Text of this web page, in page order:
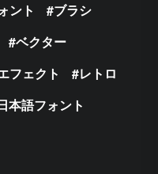
ント
ブラシ
ベクター
フェクト
レトロ
本語フォント